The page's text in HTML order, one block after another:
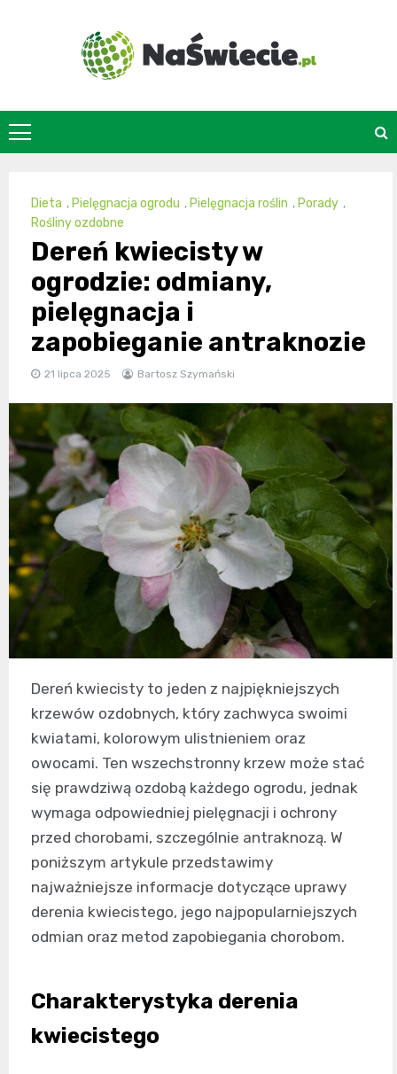
naswiecie.pl
Dieta , Pielęgnacja ogrodu , Pielęgnacja roślin , Porady ,
Rośliny ozdobne
Dereń kwiecisty w
ogrodzie: odmiany,
pielęgnacja i
zapobieganie antraknozie
21 lipca 2025 Bartosz Szymański
Dereń kwiecisty to jeden z najpiękniejszych
krzewów ozdobnych, który zachwyca swoimi
kwiatami, kolorowym ulistnieniem oraz
owocami. Ten wszechstronny krzew może stać
się prawdziwą ozdobą każdego ogrodu, jednak
wymaga odpowiedniej pielęgnacji i ochrony
przed chorobami, szczególnie antraknozą. W
poniższym artykule przedstawimy
najważniejsze informacje dotyczące uprawy
derenia kwiecistego, jego najpopularniejszych
odmian oraz metod zapobiegania chorobom.
Charakterystyka derenia
kwiecistego